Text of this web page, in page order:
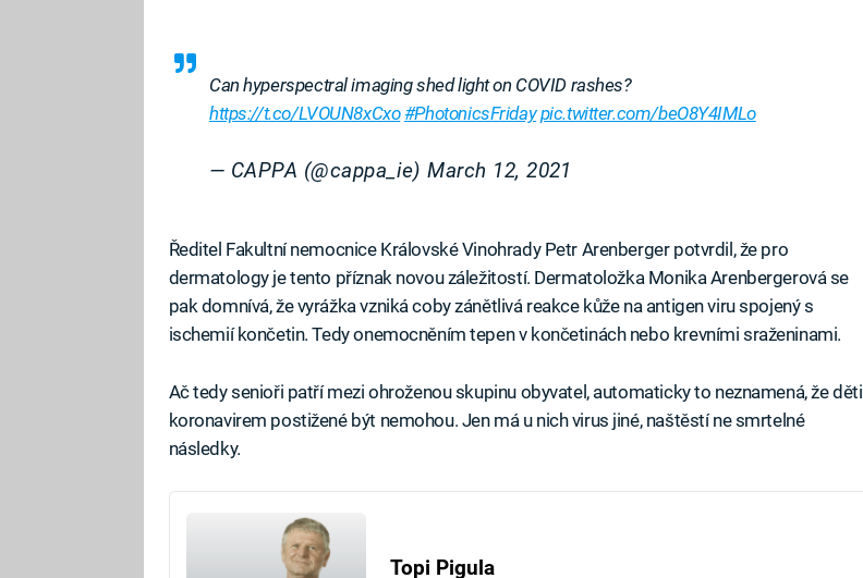
Can hyperspectral imaging shed light on COVID rashes?
https://t.co/LVOUN8xCxo#PhotonicsFridaypic.twitter.com/beO8Y4IMLo
— CAPPA (@cappa_ie)March 12, 2021
Ředitel Fakultní nemocnice Královské Vinohrady Petr Arenberger potvrdil, že pro
dermatology je tento příznak novou záležitostí. Dermatoložka Monika Arenbergerová se
pak domnívá, že vyrážka vzniká coby zánětlivá reakce kůže na antigen viru spojený s
ischemií končetin. Tedy onemocněním tepen v končetinách nebo krevními sraženinami.
Ač tedy senioři patří mezi ohroženou skupinu obyvatel, automaticky to neznamená, že děti
koronavirem postižené být nemohou. Jen má u nich virus jiné, naštěstí ne smrtelné
následky.
Topi Pigula